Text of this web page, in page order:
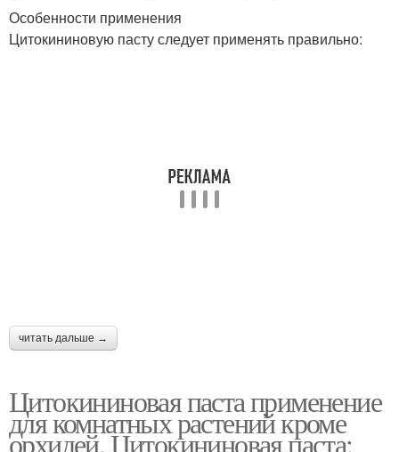
Особенности применения
Цитокининовую пасту следует применять правильно:
читать дальше →
Цитокининовая паста применение
для комнатных растений кроме
орхидей. Цитокининовая паста: